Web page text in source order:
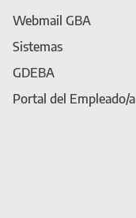
Webmail GBA
Sistemas
GDEBA
Portal del Empleado/a